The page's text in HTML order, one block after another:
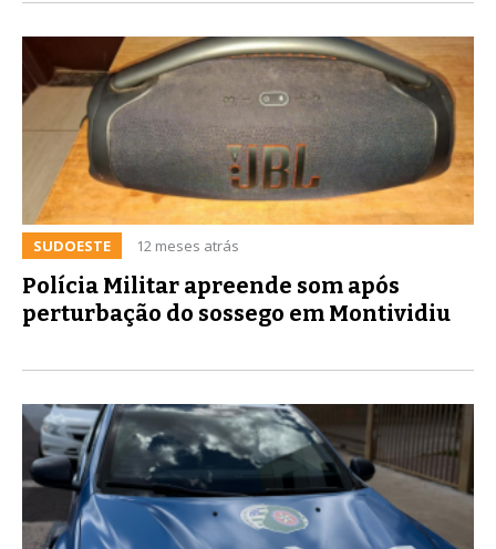
SUDOESTE 12 meses atrás
Polícia Militar apreende som após
perturbação do sossego em Montividiu